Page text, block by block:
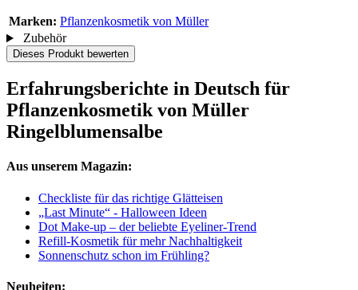
Marken: Pflanzenkosmetik von Müller
Zubehör
Dieses Produkt bewerten
Erfahrungsberichte in Deutsch für
Pflanzenkosmetik von Müller
Ringelblumensalbe
Aus unserem Magazin:
Checkliste für das richtige Glätteisen
„Last Minute“ - Halloween Ideen
Dot Make-up – der beliebte Eyeliner-Trend
Refill-Kosmetik für mehr Nachhaltigkeit
Sonnenschutz schon im Frühling?
Neuheiten: